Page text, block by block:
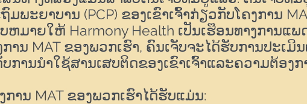
ພະຍາບານ (PCP) ຂອງເຂົາເຈົ້າກ່ຽວກັບໂຄງການ
ຫມາຍໃຫ້ Harmony Health ເປັນເຮືອນທາງການແ
ານ MAT ຂອງພວກເຮົາ, ຄົນເຈັບຈະໄດ້ຮັບການປະເ
ການນໍາໃຊ້ສານເສບຕິດຂອງເຂົາເຈົ້າແລະຄວາມຕ້ອງ
ານ MAT ຂອງພວກເຮົາໄດ້ຮັບແມ່ນ: